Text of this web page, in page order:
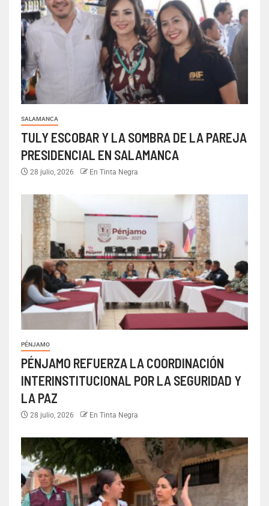
SALAMANCA
TULY ESCOBAR Y LA SOMBRA DE LA PAREJA
PRESIDENCIAL EN SALAMANCA
28 julio, 2026 En Tinta Negra
PÉNJAMO
PÉNJAMO REFUERZA LA COORDINACIÓN
INTERINSTITUCIONAL POR LA SEGURIDAD Y
LA PAZ
28 julio, 2026 En Tinta Negra